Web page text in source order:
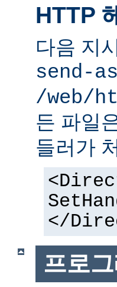
HTTP
다음 지
send-
/web/
든 파일
들러가
</
프로